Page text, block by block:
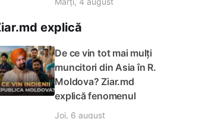
explică
De ce vin tot mai mulți
muncitori din Asia în R.
Moldova? Ziar.md
explică fenomenul
Joi, 6 august